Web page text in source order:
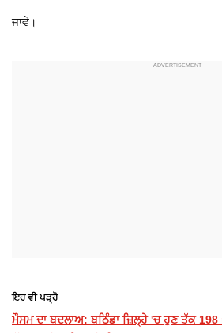
ਜਾਵੇ।
ਇਹ ਵੀ ਪੜ੍ਹੋ
ਮੌਸਮ ਦਾ ਬਦਲਾਅ: ਬਠਿੰਡਾ ਜ਼ਿਲ੍ਹੇ 'ਚ ਹੁਣ ਤੱਕ